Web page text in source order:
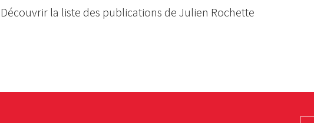
Découvrir la liste des publications de Julien Rochette